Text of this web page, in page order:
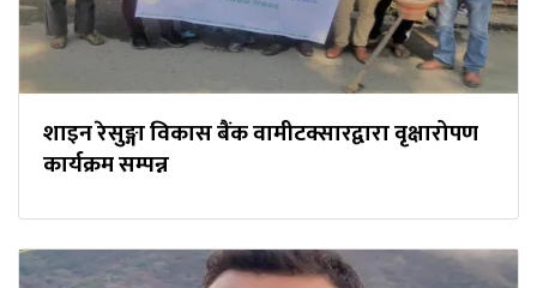
शाइन रेसुङ्गा विकास बैंक वामीटक्सारद्वारा वृक्षारोपण
कार्यक्रम सम्पन्न